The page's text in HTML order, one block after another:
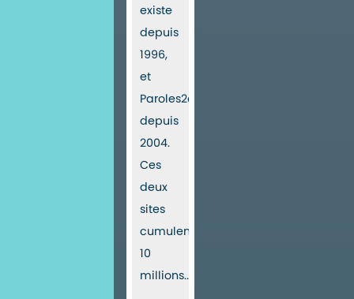
existe
depuis
1996,
et
Paroles2chansons
depuis
2004.
Ces
deux
sites
cumulent
10
millions...